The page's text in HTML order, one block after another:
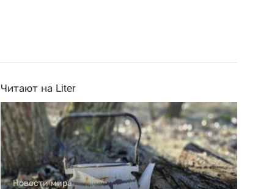
Читают на Liter
Новости мира